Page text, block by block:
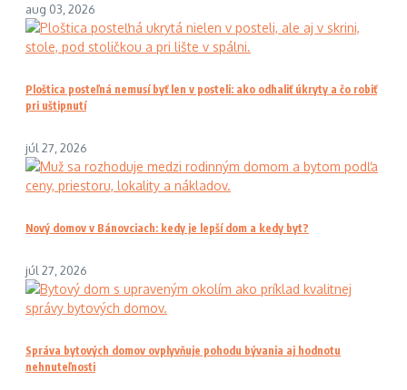
aug 03, 2026
Ploštica posteľná nemusí byť len v posteli: ako odhaliť úkryty a čo robiť
pri uštipnutí
júl 27, 2026
Nový domov v Bánovciach: kedy je lepší dom a kedy byt?
júl 27, 2026
Správa bytových domov ovplyvňuje pohodu bývania aj hodnotu
nehnuteľnosti